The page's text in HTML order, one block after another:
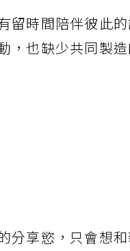
留時間陪伴彼此
，也缺少共同製
分享慾，只會想